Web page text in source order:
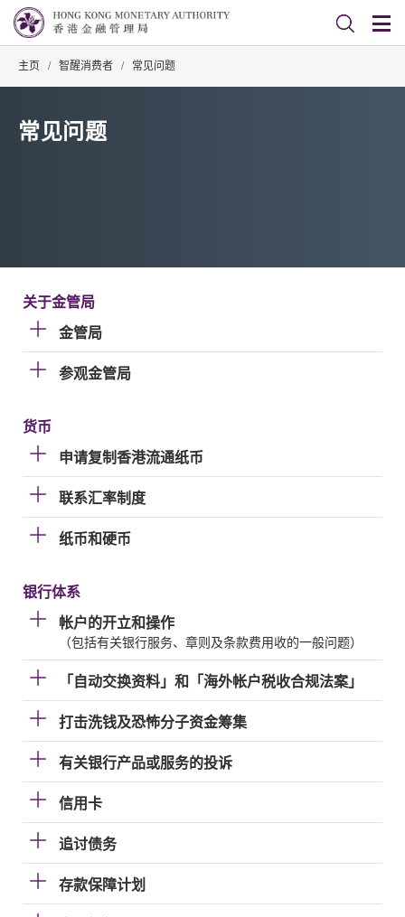
主页 / 智醒消费者 / 常见问题
常见问题
关于金管局
金管局
参观金管局
货币
申请复制香港流通纸币
联系汇率制度
纸币和硬币
银行体系
帐户的开立和操作
（包括有关银行服务、章则及条款费用收的一般问题）
「自动交换资料」和「海外帐户税收合规法案」
打击洗钱及恐怖分子资金筹集
有关银行产品或服务的投诉
信用卡
追讨债务
存款保障计划